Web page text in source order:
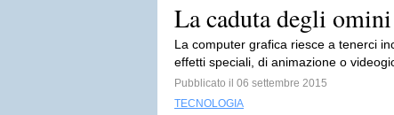
La caduta degli omini
La computer grafica riesce a tenerci
effetti speciali, di animazione o
Pubblicato il 06 settembre 2015
TECNOLOGIA